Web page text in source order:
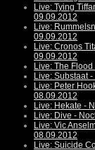
Live: Tying
09.09.2012
Live:
09.09.2012
Live: Cronos
09.09.2012
Live: The
Live: Substaat
Live: Peter
08.09.2012
Live: Hekate -
Live: Dive -
Live: Vic
08.09.2012
Live: Suicide